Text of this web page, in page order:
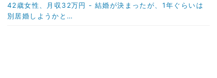
42歳女性、月収32万円 - 結婚が決まったが、1年ぐらいは
別居婚しようかと…